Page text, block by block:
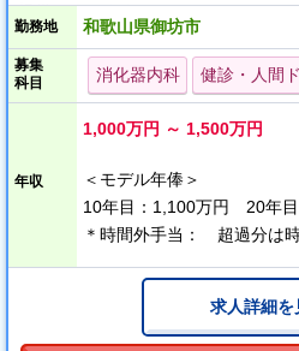
提供しています
＊年間休日124日、時短の相談も可能
＊24時間利用可能な院内保育所を完
の先生にも安心です
※オンオフはっきり勤務希望の方に
勤務地 和歌山県御坊市
募集
科目
消化器内科 健診・人間
年収
1,000万円 ～ 1,500万円
＜モデル年俸＞
10年目：1,100万円 20年
＊時間外手当： 超過分は
求人詳細を